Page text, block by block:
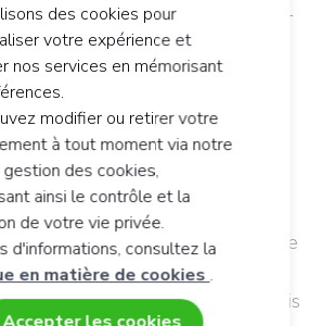
et viennoiseries, chewing-
sucrées, tous les produits avec
un régime
?
si l'on veut se priver de
niveau d'inconfort, leur fréquence
les gênes handicapent votre vie
passer à l'action. Le prix parfois
des cookies pour
votre expérience et
nos services en mémorisant
modifier ou retirer votre
à tout moment via notre
des cookies,
ainsi le contrôle et la
de votre vie privée.
d'informations, consultez la
en matière de cookies .